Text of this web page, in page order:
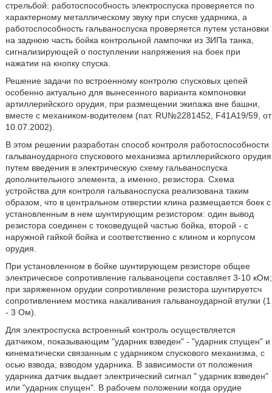
стрельбой: работоспособность электроспуска проверяется по
характерному металлическому звуку при спуске ударника, а
работоспособность гальваноспуска проверяется путем установки
на заднюю часть бойка контрольной лампочки из ЗИПа танка,
сигнализирующей о поступлении напряжения на боек при
нажатии на кнопку спуска.
Решение задачи по встроенному контролю спусковых цепей
особенно актуально для вынесенного варианта компоновки
артиллерийского орудия, при размещении экипажа вне башни,
вместе с механиком-водителем (пат. RU№2281452, F41A19/59, от
10.07.2002).
В этом решении разработан способ контроля работоспособности
гальваноударного спускового механизма артиллерийского орудия
путем введения в электрическую схему гальваноспуска
дополнительного элемента, а именно, резистора. Схема
устройства для контроля гальваноспуска реализована таким
образом, что в центральном отверстии клина размещается боек с
установленным в нем шунтирующим резистором: один вывод
резистора соединен с токоведущей частью бойка, второй - с
наружной гайкой бойка и соответственно с клином и корпусом
орудия.
При установленном в бойке шунтирующем резисторе общее
электрическое сопротивление гальваноцепи составляет 3-10 кОм;
при заряженном орудии сопротивление резистора шунтируетсч
сопротивлением мостика накаливания гальваноударной втулки (1
- 3 Ом).
Для электроспуска встроенный контроль осуществляется
датчиком, показывающим "ударник взведен" - "ударник спущен" и
кинематически связанным с ударником спускового механизма, с
осью взвода, взводом ударника. В зависимости от положения
ударника датчик выдает электрический сигнал " ударник взведен"
или "ударник спущен". В рабочем положении когда орудие